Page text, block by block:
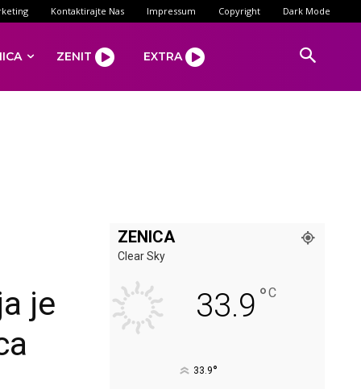
Kontaktirajte Nas Impressum Copyright Dark Mode
ZENIT EXTRA
je
ZENICA
Clear Sky
33.9 °C
33.9°